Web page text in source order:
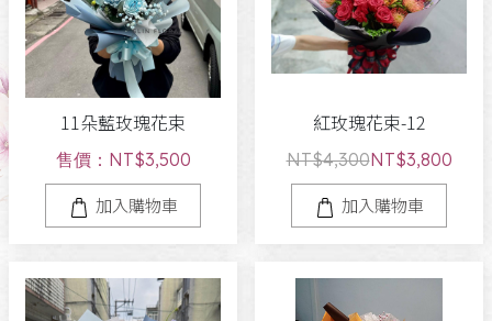
11朵藍玫瑰花束
售價：NT$3,500
加入購物車
紅玫瑰花束-12
NT$4,300NT$3,800
加入購物車